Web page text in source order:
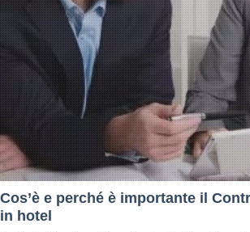
Cos’è e perché è importante il
in hotel